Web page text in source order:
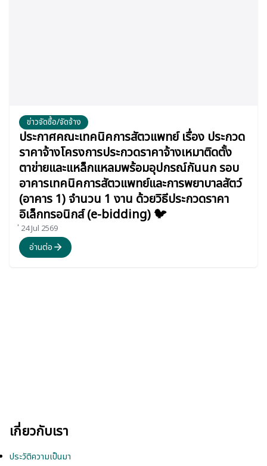
ข่าวจัดซื้อ/จัดจ้าง
ประกาศคณะเทคนิคการสัตวแพทย์ เรื่อง ประกวด
ราคาจ้างโครงการประกวดราคาจ้างเหมาติดตั้ง
ตาข่ายและแหล็กแหลมพร้อมอุปกรณ์กันนก รอบ
อาคารเทคนิคการสัตวแพทย์และการพยาบาลสัตว์
(อาคาร 1) จำนวน 1 งาน ด้วยวิธีประกวดราคา
อิเล็กทรอนิกส์ (e-bidding) 🐦
่ 24 Jul 2569
อ่านต่อ
เกี่ยวกับเรา
ประวัติความเป็นมา